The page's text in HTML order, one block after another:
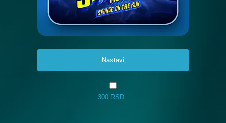
Nastavi
300 RSD